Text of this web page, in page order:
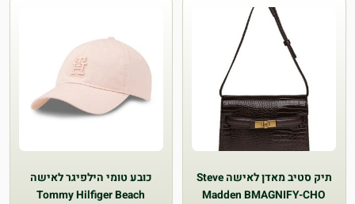
תיק סטיב מאדן לאישה Steve
Madden BMAGNIFY-CHO
כובע טומי הילפיגר לאישה
Tommy Hilfiger Beach